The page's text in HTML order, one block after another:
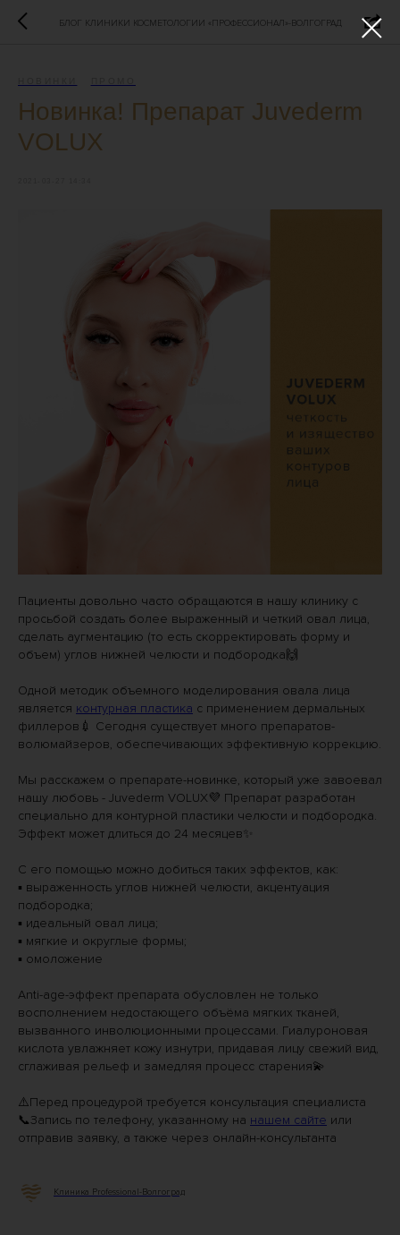
БЛОГ КЛИНИКИ КОСМЕТОЛОГИИ «ПРОФЕССИОНАЛ»-ВОЛГОГРАД
Новинка! Препарат Juvederm
VOLUX
Пациенты довольно часто обращаются в нашу клинику с
просьбой создать более выраженный и четкий овал лица,
сделать аугментацию (то есть скорректировать форму и
объем) углов нижней челюсти и подбородка🙌
Одной методик объемного моделирования овала лица
является контурная пластика с применением дермальных
филлеров💉 Сегодня существует много препаратов-
волюмайзеров, обеспечивающих эффективную коррекцию.
Мы расскажем о препарате-новинке, который уже завоевал
нашу любовь - Juvederm VOLUX💜 Препарат разработан
специально для контурной пластики челюсти и подбородка.
Эффект может длиться до 24 месяцев✨
С его помощью можно добиться таких эффектов, как:
▪️ выраженность углов нижней челюсти, акцентуация
подбородка;
▪️ идеальный овал лица;
▪️ мягкие и округлые формы;
▪️ омоложение
Anti-age-эффект препарата обусловлен не только
восполнением недостающего объёма мягких тканей,
вызванного инволюционными процессами. Гиалуроновая
кислота увлажняет кожу изнутри, придавая лицу свежий вид,
сглаживая рельеф и замедляя процесс старения💫
⚠️Перед процедурой требуется консультация специалиста
📞Запись по телефону, указанному на нашем сайте или
отправив заявку, а также через онлайн-консультанта
Клиника Professional-Волгоград